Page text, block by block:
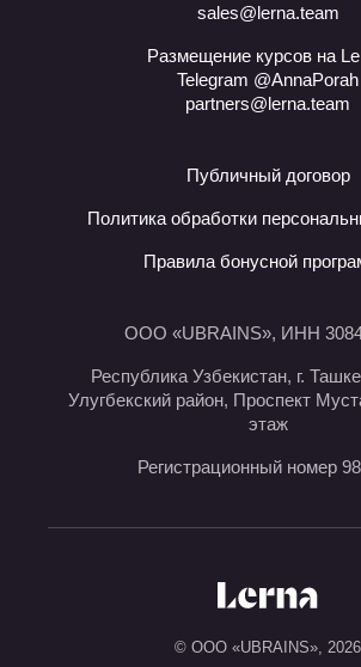
sales@lerna.team
Размещение курсов на
Telegram @AnnaPorah
partners@lerna.team
Публичный договор
Политика обработки
Правила бонусной
ООО «UBRAINS», ИНН
Республика Узбекистан, г.
Улугбекский район, Проспект
этаж
Регистрационный номер
© ООО «UBRAINS», 2026